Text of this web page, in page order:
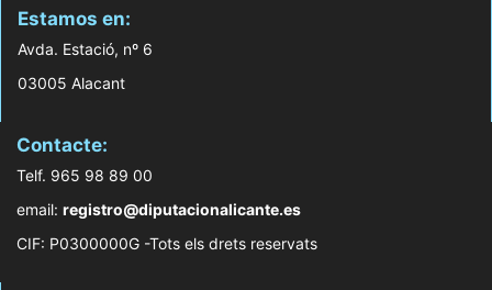
Estamos en:
Avda. Estació, nº 6
03005 Alacant
Contacte:
Telf. 965 98 89 00
email: registro@diputacionalicante.es
CIF: P0300000G -Tots els drets reservats